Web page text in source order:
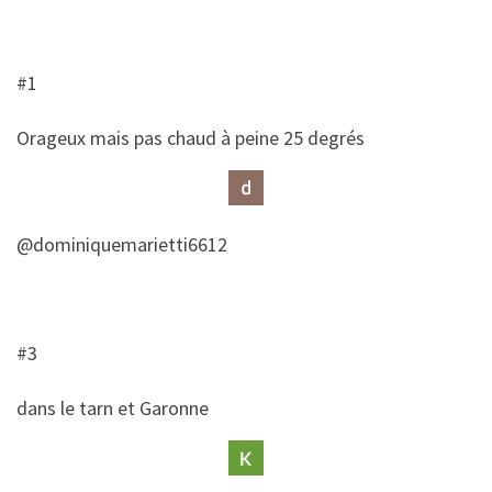
#1
​Orageux mais pas chaud à peine 25 degrés
@dominiquemarietti6612
#3
​dans le tarn et Garonne